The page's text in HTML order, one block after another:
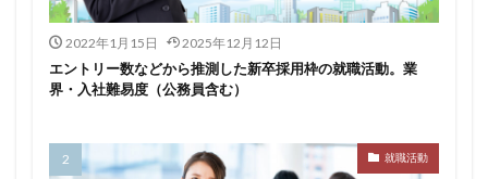
2022年1月15日 2025年12月12日
エントリー数などから推測した新卒採用枠の就職活動。業
界・入社難易度（公務員含む）
就職活動
面談
面接 難易度
難しく考えすぎ
難しい
隠れホワイト企業
長所がわからない
適職診断ツール
進路決まらない
逆質問 逆求人
退会出来ない
転職できる
転職サイト 穴場
私服